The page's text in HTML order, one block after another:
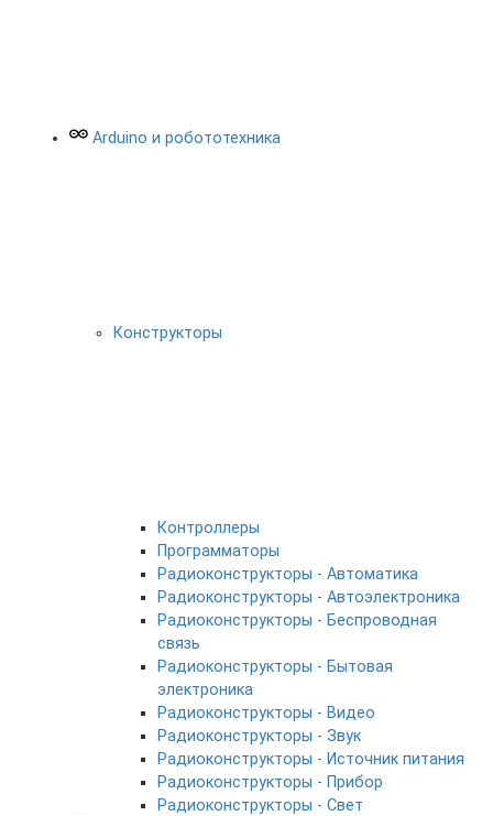
Arduino и робототехника
Конструкторы
Контроллеры
Программаторы
Радиоконструкторы - Автоматика
Радиоконструкторы - Автоэлектроника
Радиоконструкторы - Беспроводная
связь
Радиоконструкторы - Бытовая
электроника
Радиоконструкторы - Видео
Радиоконструкторы - Звук
Радиоконструкторы - Источник питания
Радиоконструкторы - Прибор
Радиоконструкторы - Свет